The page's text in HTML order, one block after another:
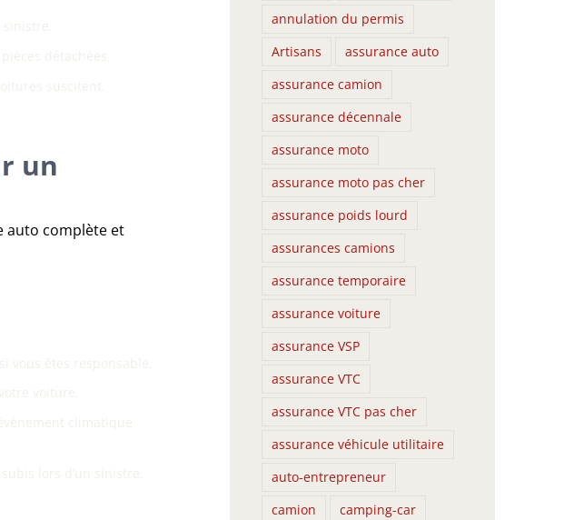
un
auto complète et
annulation du permis
Artisans
assurance auto
assurance camion
assurance décennale
assurance moto
assurance moto pas cher
assurance poids lourd
assurances camions
assurance temporaire
assurance voiture
assurance VSP
assurance VTC
assurance VTC pas cher
assurance véhicule utilitaire
auto-entrepreneur
camion
camping-car